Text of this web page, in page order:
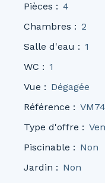
Pièces : 4
Chambres : 2
Salle d'eau : 1
WC : 1
Vue : Dégagée
Référence :
Type d'offre :
Piscinable : Non
Jardin : Non